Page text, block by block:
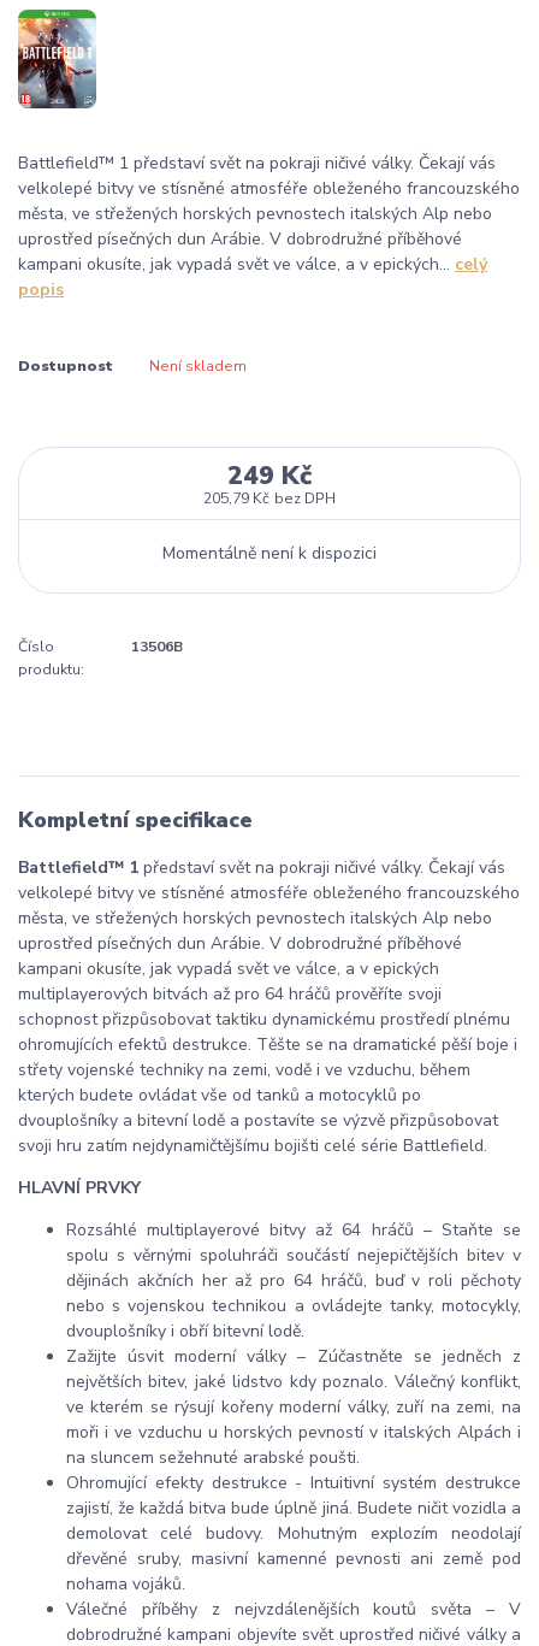
Battlefield™ 1 představí svět na pokraji ničivé války. Čekají vás
velkolepé bitvy ve stísněné atmosféře obleženého francouzského
města, ve střežených horských pevnostech italských Alp nebo
uprostřed písečných dun Arábie. V dobrodružné příběhové
kampani okusíte, jak vypadá svět ve válce, a v epických... celý
popis
Dostupnost Není skladem
249 Kč
205,79 Kč bez DPH
Momentálně není k dispozici
Číslo
produktu:
13506B
Kompletní specifikace
Battlefield™ 1 představí svět na pokraji ničivé války. Čekají vás
velkolepé bitvy ve stísněné atmosféře obleženého francouzského
města, ve střežených horských pevnostech italských Alp nebo
uprostřed písečných dun Arábie. V dobrodružné příběhové
kampani okusíte, jak vypadá svět ve válce, a v epických
multiplayerových bitvách až pro 64 hráčů prověříte svoji
schopnost přizpůsobovat taktiku dynamickému prostředí plnému
ohromujících efektů destrukce. Těšte se na dramatické pěší boje i
střety vojenské techniky na zemi, vodě i ve vzduchu, během
kterých budete ovládat vše od tanků a motocyklů po
dvouplošníky a bitevní lodě a postavíte se výzvě přizpůsobovat
svoji hru zatím nejdynamičtějšímu bojišti celé série Battlefield.
HLAVNÍ PRVKY
Rozsáhlé multiplayerové bitvy až 64 hráčů – Staňte se
spolu s věrnými spoluhráči součástí nejepičtějších bitev v
dějinách akčních her až pro 64 hráčů, buď v roli pěchoty
nebo s vojenskou technikou a ovládejte tanky, motocykly,
dvouplošníky i obří bitevní lodě.
Zažijte úsvit moderní války – Zúčastněte se jedněch z
největších bitev, jaké lidstvo kdy poznalo. Válečný konflikt,
ve kterém se rýsují kořeny moderní války, zuří na zemi, na
moři i ve vzduchu u horských pevností v italských Alpách i
na sluncem sežehnuté arabské poušti.
Ohromující efekty destrukce - Intuitivní systém destrukce
zajistí, že každá bitva bude úplně jiná. Budete ničit vozidla a
demolovat celé budovy. Mohutným explozím neodolají
dřevěné sruby, masivní kamenné pevnosti ani země pod
nohama vojáků.
Válečné příběhy z nejvzdálenějších koutů světa – V
dobrodružné kampani objevíte svět uprostřed ničivé války a